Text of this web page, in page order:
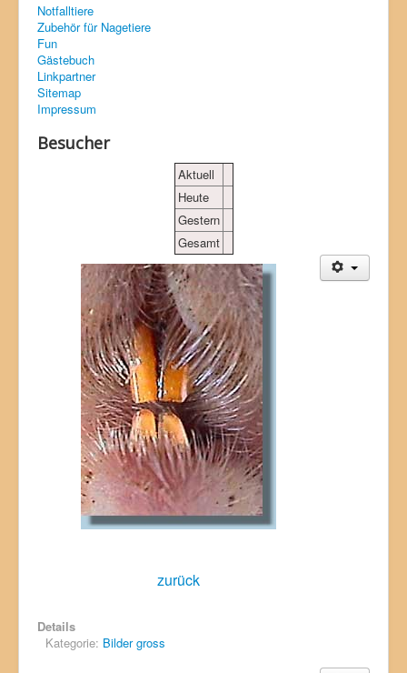
Notfalltiere
Zubehör für Nagetiere
Fun
Gästebuch
Linkpartner
Sitemap
Impressum
Besucher
Aktuell
Heute
Gestern
Gesamt
zurück
Details
Kategorie: Bilder gross